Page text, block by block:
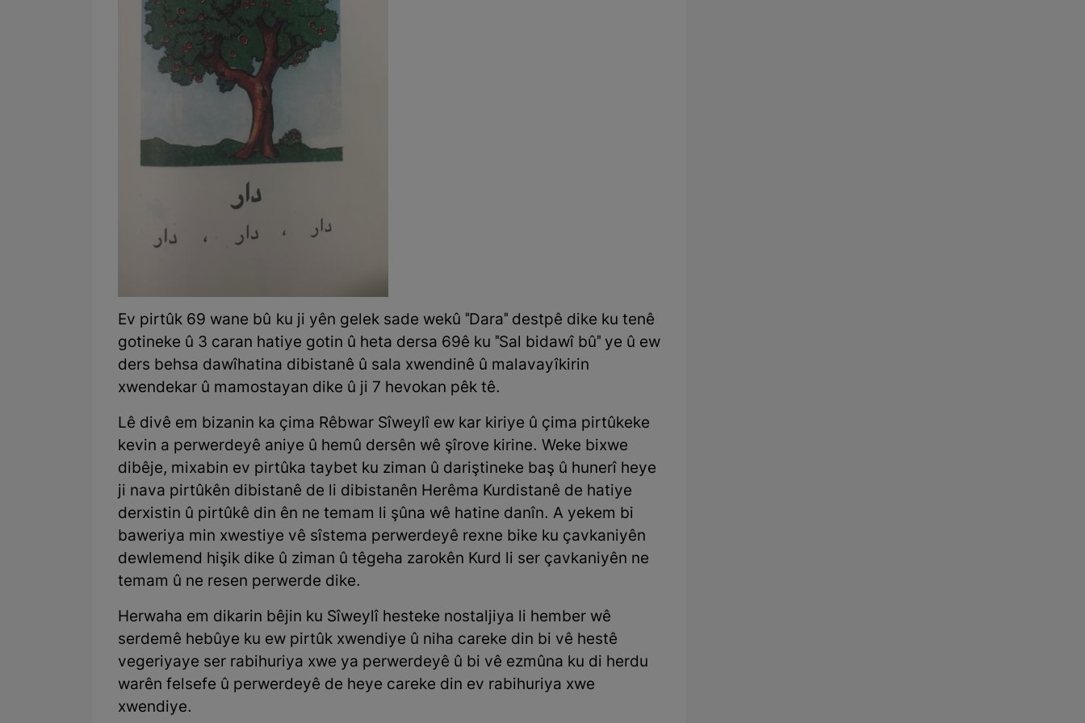
Ev pirtûk 69 wane bû ku ji yên gelek sade wekû "Dara" destpê dike ku tenê
gotineke û 3 caran hatiye gotin û heta dersa 69ê ku "Sal bidawî bû" ye û ew
ders behsa dawîhatina dibistanê û sala xwendinê û malavayîkirin
xwendekar û mamostayan dike û ji 7 hevokan pêk tê.
Lê divê em bizanin ka çima Rêbwar Sîweylî ew kar kiriye û çima pirtûkeke
kevin a perwerdeyê aniye û hemû dersên wê şîrove kirine. Weke bixwe
dibêje, mixabin ev pirtûka taybet ku ziman û dariştineke baş û hunerî heye
ji nava pirtûkên dibistanê de li dibistanên Herêma Kurdistanê de hatiye
derxistin û pirtûkê din ên ne temam li şûna wê hatine danîn. A yekem bi
baweriya min xwestiye vê sîstema perwerdeyê rexne bike ku çavkaniyên
dewlemend hişik dike û ziman û têgeha zarokên Kurd li ser çavkaniyên ne
temam û ne resen perwerde dike.
Herwaha em dikarin bêjin ku Sîweylî hesteke nostaljiya li hember wê
serdemê hebûye ku ew pirtûk xwendiye û niha careke din bi vê hestê
vegeriyaye ser rabihuriya xwe ya perwerdeyê û bi vê ezmûna ku di herdu
warên felsefe û perwerdeyê de heye careke din ev rabihuriya xwe
xwendiye.